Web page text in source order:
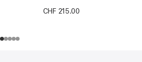
CHF 215.00